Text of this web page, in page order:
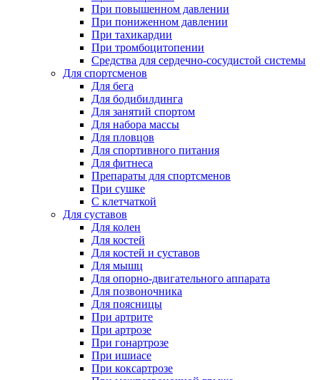
При повышенном давлении
При пониженном давлении
При тахикардии
При тромбоцитопении
Средства для сердечно-сосудистой системы
Для спортсменов
Для бега
Для бодибилдинга
Для занятий спортом
Для набора массы
Для пловцов
Для спортивного питания
Для фитнеса
Препараты для спортсменов
При сушке
С клетчаткой
Для суставов
Для колен
Для костей
Для костей и суставов
Для мышц
Для опорно-двигательного аппарата
Для позвоночника
Для поясницы
При артрите
При артрозе
При гонартрозе
При ишиасе
При коксартрозе